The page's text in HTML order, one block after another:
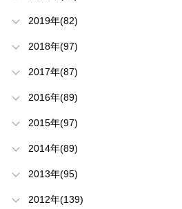
2019年(82)
2018年(97)
2017年(87)
2016年(89)
2015年(97)
2014年(89)
2013年(95)
2012年(139)